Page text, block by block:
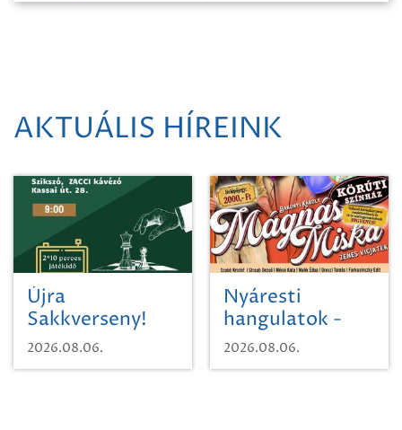
AKTUÁLIS HÍREINK
Újra
Sakkverseny!
2026.08.06.
Nyáresti
hangulatok -
Mágnás Miska
2026.08.06.